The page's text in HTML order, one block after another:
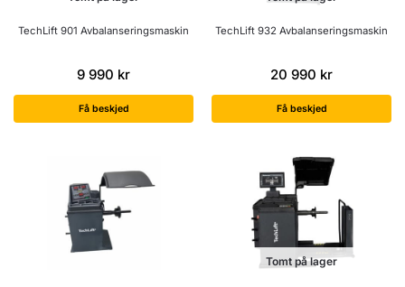
TechLift 901 Avbalanseringsmaskin
9 990 kr
Få beskjed
TechLift 932 Avbalanseringsmaskin
20 990 kr
Få beskjed
Tomt på lager